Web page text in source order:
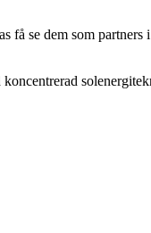
se dem som partners